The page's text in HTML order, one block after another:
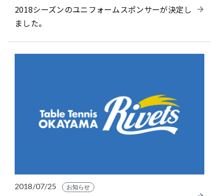
2018シーズンのユニフォームスポンサーが決定し
ました。
2018/07/25 お知らせ